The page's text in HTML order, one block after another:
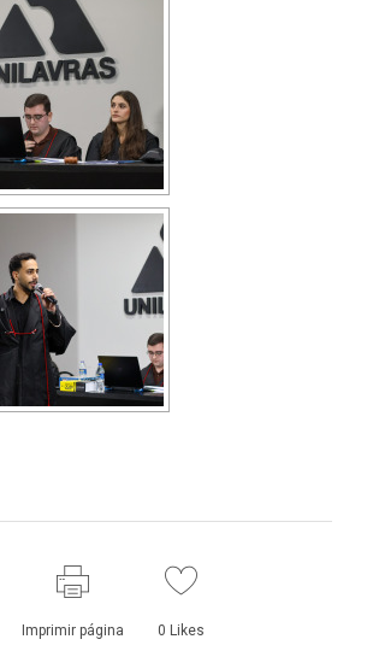
Imprimir página 0 Likes